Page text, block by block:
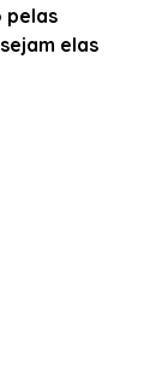
pelas
elas